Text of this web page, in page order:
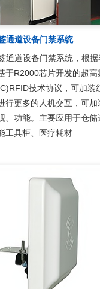
通道设备门禁系统
通道设备门禁系统，根
于R2000芯片开发的超
技术协议，可加装
行更多的人机交互，可
、功能。主要应用于仓
工具柜、医疗耗材